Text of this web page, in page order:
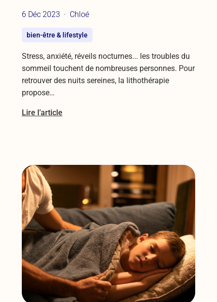
6 Déc 2023 Chloé
bien-être & lifestyle
Stress, anxiété, réveils nocturnes... les troubles du
sommeil touchent de nombreuses personnes. Pour
retrouver des nuits sereines, la lithothérapie
propose…
Lire l’article